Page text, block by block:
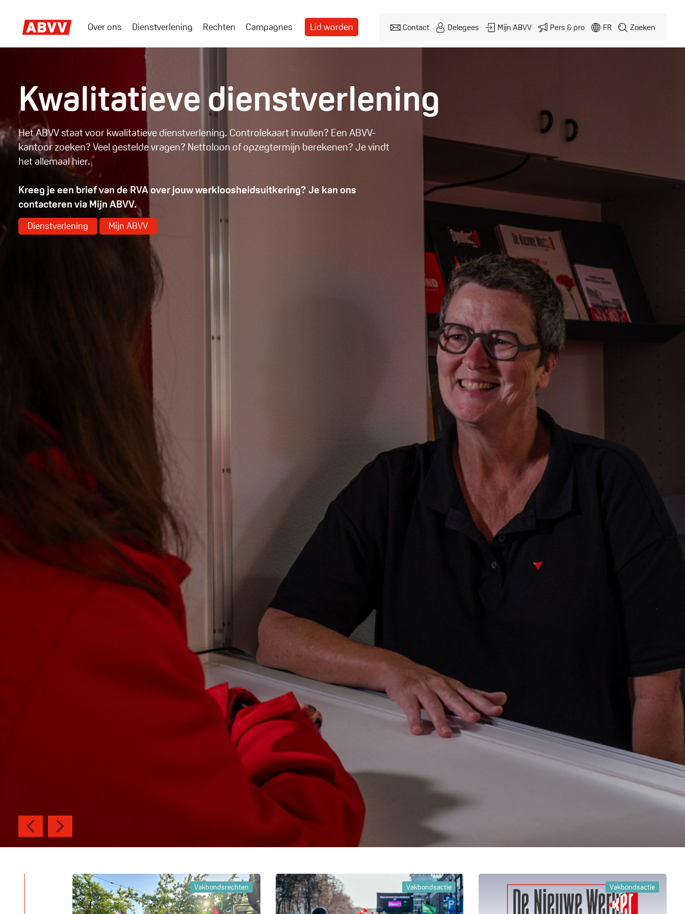
content
menu
Over ons Dienstverlening Rechten Campagnes Lid worden Contact Delegees Mijn ABVV Pers & pro FR Zoeken
Kwalitatieve dienstverlening
Het ABVV staat voor kwalitatieve dienstverlening. Controlekaart invullen? Een ABVV-
kantoor zoeken? Veel gestelde vragen? Nettoloon of opzegtermijn berekenen? Je vindt
het allemaal hier.
Kreeg je een brief van de RVA over jouw werkloosheidsuitkering? Je kan ons
contacteren via Mijn ABVV.
Dienstverlening Mijn ABVV
Vakbondsactie
Vakbondsrechten Vakbondsactie